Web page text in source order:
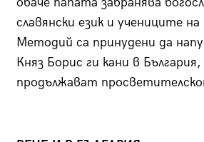
славянски език и учениците на
Методий са принудени да
Княз Борис ги кани в
продължават